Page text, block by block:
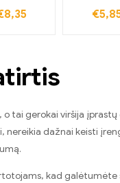
Ice
8,35 €
tai gerokai viršija
dažnai keisti
kad galėtumėte